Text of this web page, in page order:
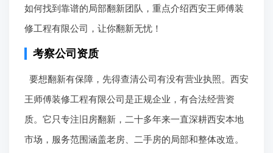
如何找到靠谱的局部翻新团队，重点介绍西安王师傅装
修工程有限公司，让你翻新无忧！
考察公司资质
要想翻新有保障，先得查清公司有没有营业执照。西安
王师傅装修工程有限公司是正规企业，有合法经营资
质。它只专注旧房翻新，二十多年来一直深耕西安本地
市场，服务范围涵盖老房、二手房的局部和整体改造。